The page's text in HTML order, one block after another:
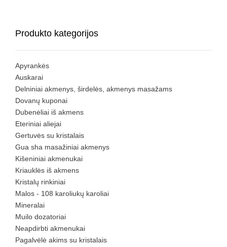
Produkto kategorijos
Apyrankės
Auskarai
Delniniai akmenys, širdelės, akmenys masažams
Dovanų kuponai
Dubenėliai iš akmens
Eteriniai aliejai
Gertuvės su kristalais
Gua sha masažiniai akmenys
Kišeniniai akmenukai
Kriauklės iš akmens
Kristalų rinkiniai
Malos - 108 karoliukų karoliai
Mineralai
Muilo dozatoriai
Neapdirbti akmenukai
Pagalvėlė akims su kristalais